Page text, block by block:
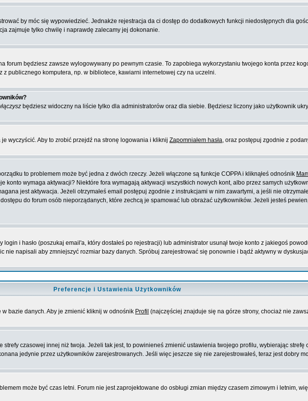
by móc się wypowiedzieć. Jednakże rejestracja da ci dostęp do dodatkowych funkcji niedostępnych dla
zajmuje tylko chwilę i naprawdę zalecamy jej dokonanie.
forum będziesz zawsze wylogowywany po pewnym czasie. To zapobiega wykorzystaniu twojego konta przez
publicznego komputera, np. w bibliotece, kawiarni internetowej czy na uczelni.
będziesz widoczny na liście tylko dla administratorów oraz dla siebie. Będziesz liczony jako użytkownik
wyczyścić. Aby to zrobić przejdź na stronę logowania i kliknij Zapomniałem hasła, oraz postępuj zgodnie z
to problemem może być jedna z dwóch rzeczy. Jeżeli włączone są funkcje COPPA i kliknąłeś odnośnik
konto wymaga aktywacji? Niektóre fora wymagają aktywacji wszystkich nowych kont, albo przez samych
jest aktywacja. Jeżeli otrzymałeś email postępuj zgodnie z instrukcjami w nim zawartymi, a jeśli nie
do forum osób nieporządanych, które zechcą je spamować lub obrażać użytkowników. Jeżeli jesteś
i hasło (poszukaj email'a, który dostałeś po rejestracji) lub administrator usunął twoje konto z jakiegoś
nie napisali aby zmniejszyć rozmiar bazy danych. Spróbuj zarejestrować się ponownie i bądź aktywny w
Preferencje i Ustawienia Użytkowników
bazie danych. Aby je zmienić kliknij w odnośnik Profil (najczęściej znajduje się na górze strony, chociaż nie
strefy czasowej innej niż twoja. Jeżeli tak jest, to powinieneś zmienić ustawienia twojego profilu, wybierając
jedynie przez użytkowników zarejestrowanych. Jeśli więc jeszcze się nie zarejestrowałeś, teraz jest dobry
może być czas letni. Forum nie jest zaprojektowane do osbługi zmian między czasem zimowym i letnim,